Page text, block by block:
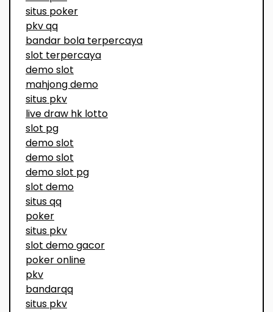
situs poker
pkv qq
bandar bola terpercaya
slot terpercaya
demo slot
mahjong demo
situs pkv
live draw hk lotto
slot pg
demo slot
demo slot
demo slot pg
slot demo
situs qq
poker
situs pkv
slot demo gacor
poker online
pkv
bandarqq
situs pkv